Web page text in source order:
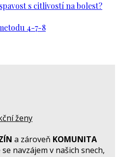
s citlivostí na bolest?
4-7-8
a zároveň KOMUNITA
navzájem v našich snech,